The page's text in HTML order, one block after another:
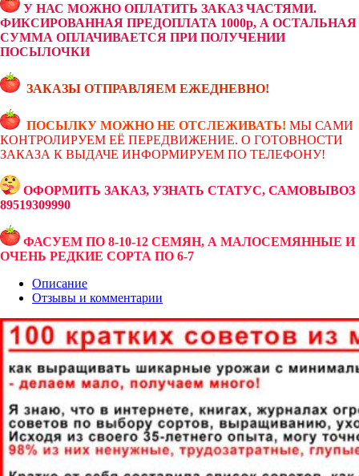
У НАС МОЖНО ОПЛАТИТЬ ЗАКАЗ ЧАСТЯМИ.
ФИКСИРОВАННАЯ ПРЕДОПЛАТА 1000р, А ОСТАЛЬНАЯ
СУММА ОПЛАЧИВАЕТСЯ ПРИ ПОЛУЧЕНИИ
ПОСЫЛОЧКИ
ЗАКАЗЫ ОТПРАВЛЯЕМ ЕЖЕДНЕВНО!
ПОСЫЛКУ МОЖНО НЕ ОТСЛЕЖИВАТЬ! МЫ САМИ
КОНТРОЛИРУЕМ ЕЁ ПЕРЕДВИЖЕНИЕ. О ГОТОВНОСТИ
ЗАКАЗА К ВЫДАЧЕ ИНФОРМИРУЕМ ПО ТЕЛЕФОНУ!
ОФОРМИТЬ ЗАКАЗ, УЗНАТЬ СТАТУС, САМОВЫВОЗ
89519309990
ФАСУЕМ ПО 8-10-12 СЕМЯН, А МАЛОСЕМЯННЫЕ И
ОЧЕНЬ РЕДКИЕ СОРТА ПО 6-7
Описание
Отзывы и комментарии